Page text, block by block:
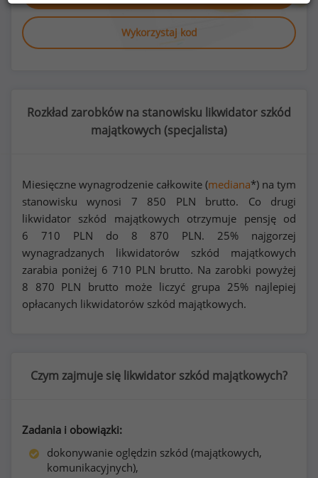
Wykorzystaj kod
Rozkład zarobków na stanowisku likwidator szkód
majątkowych (specjalista)
Miesięczne wynagrodzenie całkowite (mediana*) na tym
stanowisku wynosi 7 850 PLN brutto. Co drugi
likwidator szkód majątkowych otrzymuje pensję od
6 710 PLN do 8 870 PLN. 25% najgorzej
wynagradzanych likwidatorów szkód majątkowych
zarabia poniżej 6 710 PLN brutto. Na zarobki powyżej
8 870 PLN brutto może liczyć grupa 25% najlepiej
opłacanych likwidatorów szkód majątkowych.
Czym zajmuje się likwidator szkód majątkowych?
Zadania i obowiązki:
dokonywanie oględzin szkód (majątkowych,
komunikacyjnych),